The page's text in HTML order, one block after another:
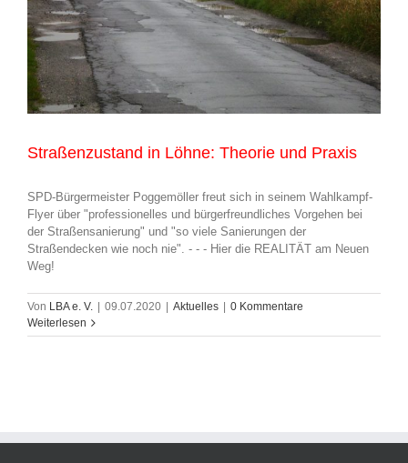
Straßenzustand in Löhne: Theorie und Praxis
SPD-Bürgermeister Poggemöller freut sich in seinem Wahlkampf-
Flyer über "professionelles und bürgerfreundliches Vorgehen bei
der Straßensanierung" und "so viele Sanierungen der
Straßendecken wie noch nie". - - - Hier die REALITÄT am Neuen
Weg!
Von LBA e. V. 09.07.2020 Aktuelles
0 Kommentare
Weiterlesen